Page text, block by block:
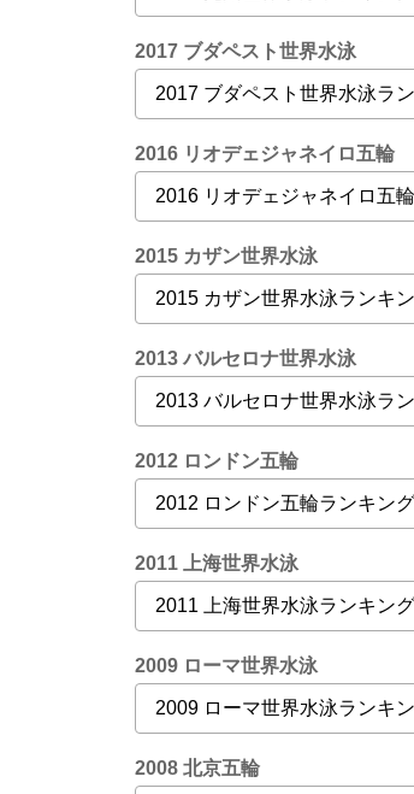
2017 ブダペスト世界水泳
2016 リオデェジャネイロ五輪
2015 カザン世界水泳
2013 バルセロナ世界水泳
2012 ロンドン五輪
2011 上海世界水泳
2009 ローマ世界水泳
2008 北京五輪